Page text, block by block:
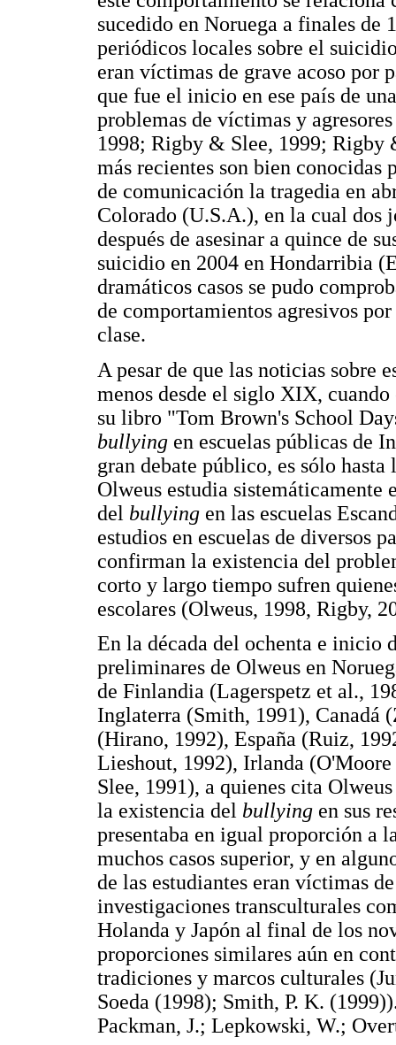
sucedido en Noruega a finales de
periódicos locales sobre el
eran víctimas de grave acoso por
que fue el inicio en ese país de
problemas de víctimas y
1998; Rigby & Slee, 1999; Rigby
más recientes son bien
de comunicación la tragedia en
Colorado (U.S.A.), en la cual dos
después de asesinar a quince de
suicidio en 2004 en Hondarribia
dramáticos casos se pudo
de comportamientos agresivos
clase.
A pesar de que las noticias sobre
menos desde el siglo XIX,
su libro "Tom Brown's School
bullying en escuelas públicas de
gran debate público, es sólo
Olweus estudia sistemáticamente
del bullying en las escuelas
estudios en escuelas de diversos
confirman la existencia del
corto y largo tiempo sufren
escolares (Olweus, 1998, Rigby,
En la década del ochenta e inicio
preliminares de Olweus en
de Finlandia (Lagerspetz et al.,
Inglaterra (Smith, 1991), Canadá
(Hirano, 1992), España (Ruiz,
Lieshout, 1992), Irlanda
Slee, 1991), a quienes cita
la existencia del bullying en sus
presentaba en igual proporción a
muchos casos superior, y en
de las estudiantes eran víctimas
investigaciones transculturales
Holanda y Japón al final de los
proporciones similares aún en
tradiciones y marcos culturales
Soeda (1998); Smith, P. K.
Packman, J.; Lepkowski, W.;